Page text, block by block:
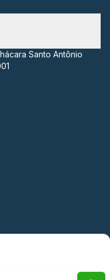
Santo Antônio
Loft